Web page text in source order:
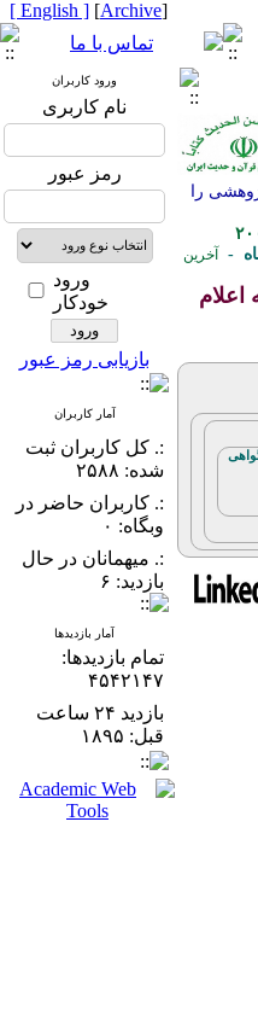
[
Archive
]
[ English ]
را
-
آخرین
اعلام
ورود کاربران
نام کاربری
رمز عبور
ورود
خودکار
بازیابی رمز عبور
آمار کاربران
:. کل کاربران ثبت
شده: ۲۵۸۸
:. کاربران حاضر در
وبگاه: ۰
:. میهمانان در حال
بازدید: ۶
آمار بازدیدها
تمام بازدید‌ها:
۴۵۴۲۱۴۷
بازدید ۲۴ ساعت
قبل: ۱۸۹۵